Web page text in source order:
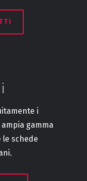
i
gamma
schede